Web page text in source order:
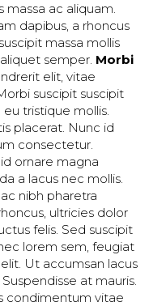
ac aliquam.
dapibus, a rhoncus
massa mollis
semper. Morbi
elit, vitae
suscipit suscipit
tristique mollis.
placerat. Nunc id
consectetur.
ornare magna
a lacus nec mollis.
nibh pharetra
ultricies dolor
felis. Sed suscipit
lorem sem, feugiat
Ut accumsan lacus
at mauris.
condimentum vitae